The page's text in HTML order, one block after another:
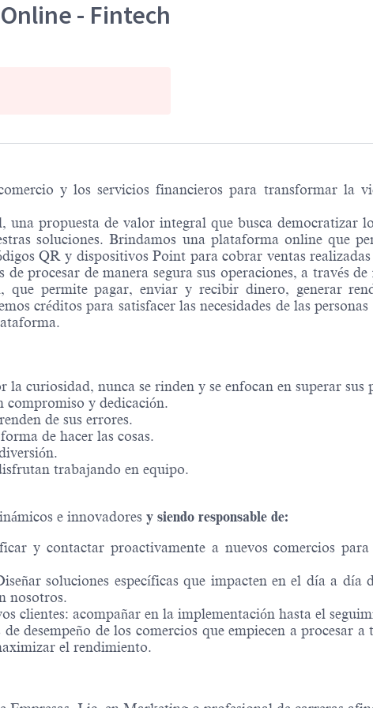
- Fintech
y los servicios financieros para transformar la
propuesta de valor integral que busca democratizar
soluciones. Brindamos una plataforma online que
QR y dispositivos Point para cobrar ventas
procesar de manera segura sus operaciones, a través
que permite pagar, enviar y recibir dinero, generar
créditos para satisfacer las necesidades de las
la curiosidad, nunca se rinden y se enfocan en superar sus
compromiso y dedicación.
de sus errores.
de hacer las cosas.
trabajando en equipo.
e innovadores y siendo responsable de:
y contactar proactivamente a nuevos comercios
soluciones específicas que impacten en el día a día
nosotros.
clientes: acompañar en la implementación hasta el
desempeño de los comercios que empiecen a procesar
el rendimiento.